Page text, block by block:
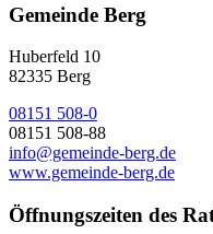
Gemeinde Berg
Huberfeld 10
82335 Berg
08151 508-0
08151 508-88
info@gemeinde-berg.de
www.gemeinde-berg.de
Öffnungszeiten des